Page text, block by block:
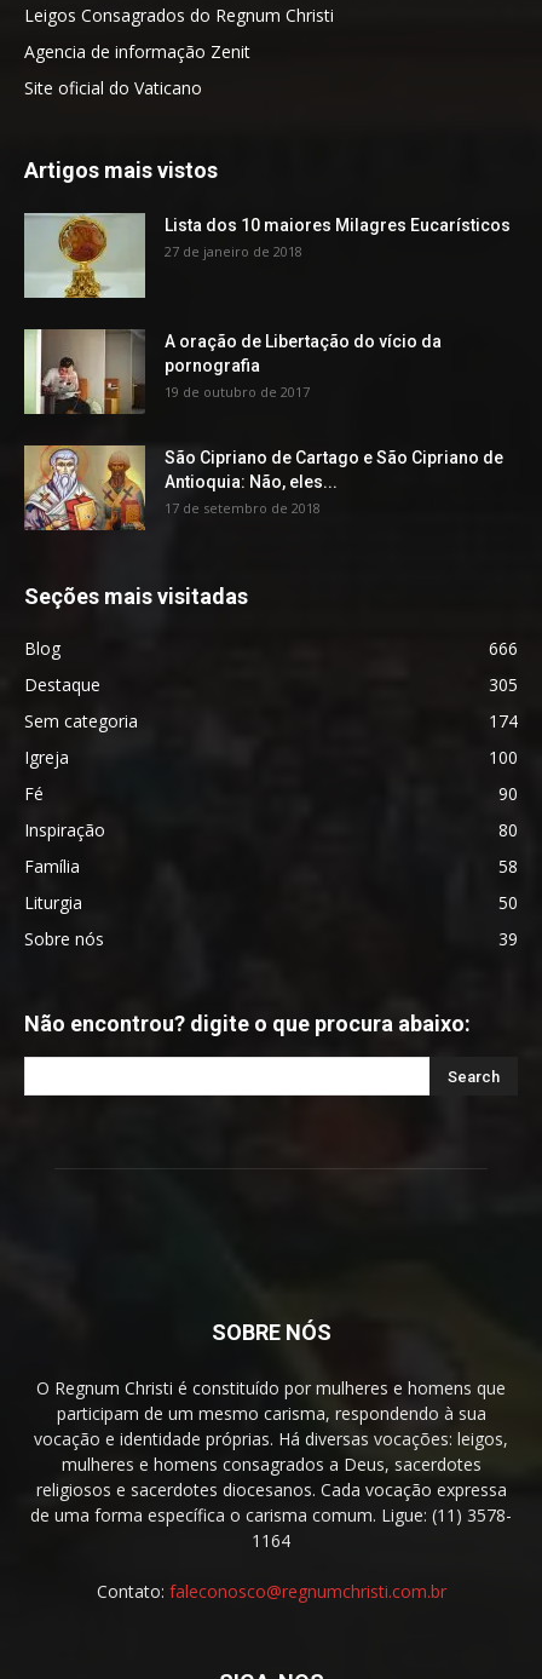
Leigos Consagrados do Regnum Christi
Agencia de informação Zenit
Site oficial do Vaticano
Artigos mais vistos
Lista dos 10 maiores Milagres Eucarísticos
27 de janeiro de 2018
A oração de Libertação do vício da
pornografia
19 de outubro de 2017
São Cipriano de Cartago e São Cipriano de
Antioquia: Não, eles...
17 de setembro de 2018
Seções mais visitadas
Blog
666
Destaque
305
Sem categoria
174
Igreja
100
Fé
90
Inspiração
80
Família
58
Liturgia
50
Sobre nós
39
Não encontrou? digite o que procura abaixo:
SOBRE NÓS
O Regnum Christi é constituído por mulheres e homens que
participam de um mesmo carisma, respondendo à sua
vocação e identidade próprias. Há diversas vocações: leigos,
mulheres e homens consagrados a Deus, sacerdotes
religiosos e sacerdotes diocesanos. Cada vocação expressa
de uma forma específica o carisma comum. Ligue: (11) 3578-
1164
Contato: faleconosco@regnumchristi.com.br